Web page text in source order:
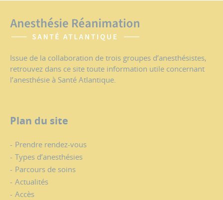
Issue de la collaboration de trois groupes d’anesthésistes,
retrouvez dans ce site toute information utile concernant
l’anesthésie à Santé Atlantique.
Plan du site
Prendre rendez-vous
Types d’anesthésies
Parcours de soins
Actualités
Accès